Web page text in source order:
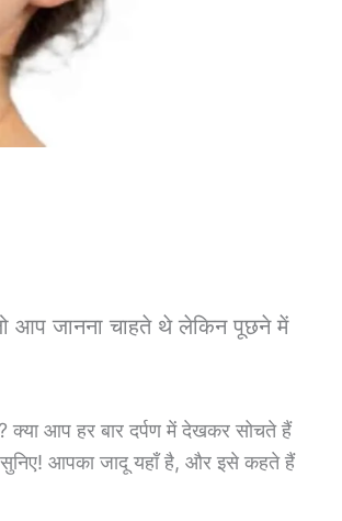
आप जानना चाहते थे लेकिन पूछने में
क्या आप हर बार दर्पण में देखकर सोचते हैं
सुनिए! आपका जादू यहाँ है, और इसे कहते हैं